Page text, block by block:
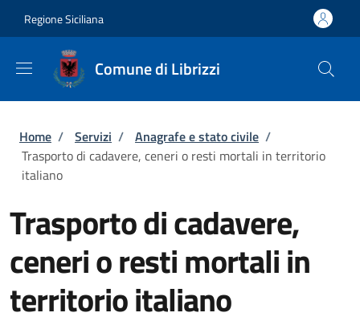
Regione Siciliana
Comune di Librizzi
Briciole di pane
Home / Servizi / Anagrafe e stato civile /
Trasporto di cadavere, ceneri o resti mortali in territorio
italiano
Trasporto di cadavere,
ceneri o resti mortali in
territorio italiano